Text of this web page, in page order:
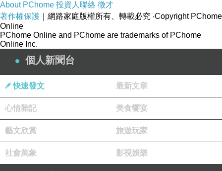
資者，使他們更有信心支持您的業務。
總之，局勢分析是成功制訂成立公司流程的不可
或缺部分。它提供對市場的深刻洞察，有助於風
險管理、建立競爭優勢和有效資源分配，確保您
的公司能夠在競爭激烈的環境中獲得成功。
局勢分析：
市場研究：在考慮設立公司之前，你是否進行了
充分的市場研究？瞭解目標市場的需求、競爭環
境和趨勢對業務成功至關重要。
競爭分析：你是否評估了競爭對手的優勢和劣
勢？瞭解競爭格局有助於制定有效的競爭策略。
About PChome 投資人聯絡 徵才
著作權保護 ｜網路家庭版權所有、轉載必究 ‧Copyright PChome
Online
PChome Online and PChome are trademarks of PChome
Online Inc.
個人新聞台
快速發文 最新文章
心情雜記 美食饗宴
藝文欣賞 旅遊玩家
社會萬象 影視娛樂